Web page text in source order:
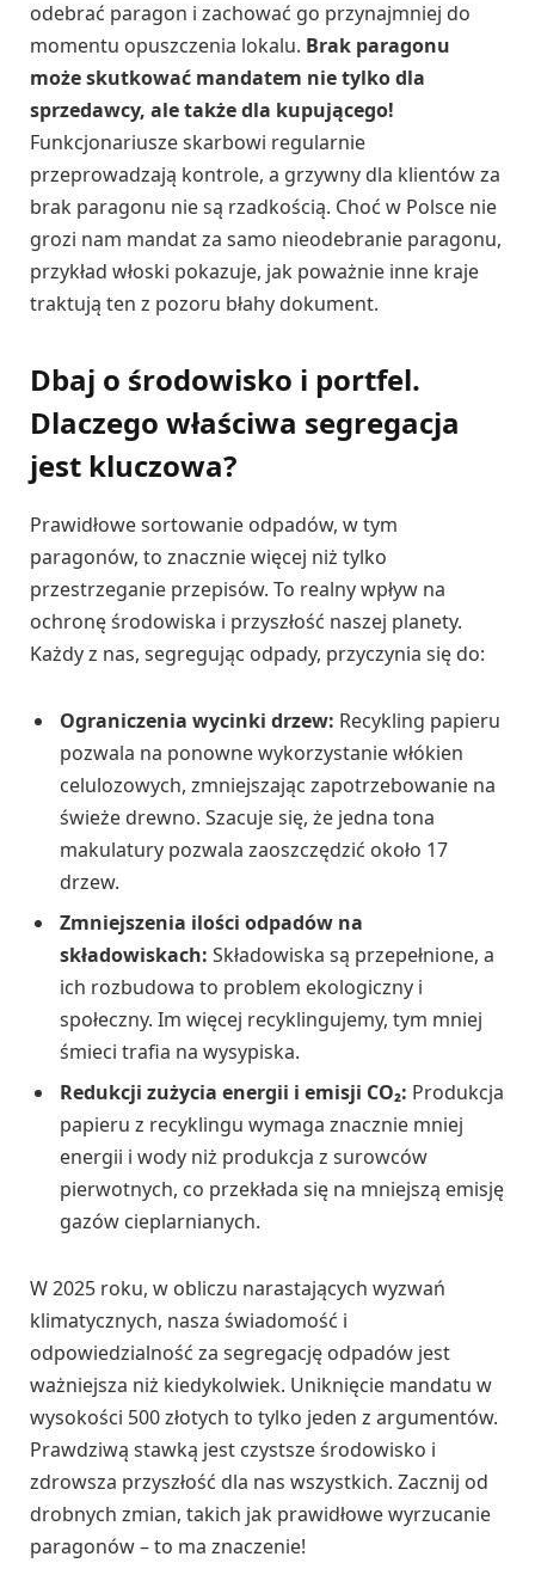
odebrać paragon i zachować go przynajmniej do
momentu opuszczenia lokalu. Brak paragonu
może skutkować mandatem nie tylko dla
sprzedawcy, ale także dla kupującego!
Funkcjonariusze skarbowi regularnie
przeprowadzają kontrole, a grzywny dla klientów za
brak paragonu nie są rzadkością. Choć w Polsce nie
grozi nam mandat za samo nieodebranie paragonu,
przykład włoski pokazuje, jak poważnie inne kraje
traktują ten z pozoru błahy dokument.
Dbaj o środowisko i portfel.
Dlaczego właściwa segregacja
jest kluczowa?
Prawidłowe sortowanie odpadów, w tym
paragonów, to znacznie więcej niż tylko
przestrzeganie przepisów. To realny wpływ na
ochronę środowiska i przyszłość naszej planety.
Każdy z nas, segregując odpady, przyczynia się do:
Ograniczenia wycinki drzew: Recykling papieru
pozwala na ponowne wykorzystanie włókien
celulozowych, zmniejszając zapotrzebowanie na
świeże drewno. Szacuje się, że jedna tona
makulatury pozwala zaoszczędzić około 17
drzew.
Zmniejszenia ilości odpadów na
składowiskach: Składowiska są przepełnione, a
ich rozbudowa to problem ekologiczny i
społeczny. Im więcej recyklingujemy, tym mniej
śmieci trafia na wysypiska.
Redukcji zużycia energii i emisji CO₂: Produkcja
papieru z recyklingu wymaga znacznie mniej
energii i wody niż produkcja z surowców
pierwotnych, co przekłada się na mniejszą emisję
gazów cieplarnianych.
W 2025 roku, w obliczu narastających wyzwań
klimatycznych, nasza świadomość i
odpowiedzialność za segregację odpadów jest
ważniejsza niż kiedykolwiek. Uniknięcie mandatu w
wysokości 500 złotych to tylko jeden z argumentów.
Prawdziwą stawką jest czystsze środowisko i
zdrowsza przyszłość dla nas wszystkich. Zacznij od
drobnych zmian, takich jak prawidłowe wyrzucanie
paragonów – to ma znaczenie!